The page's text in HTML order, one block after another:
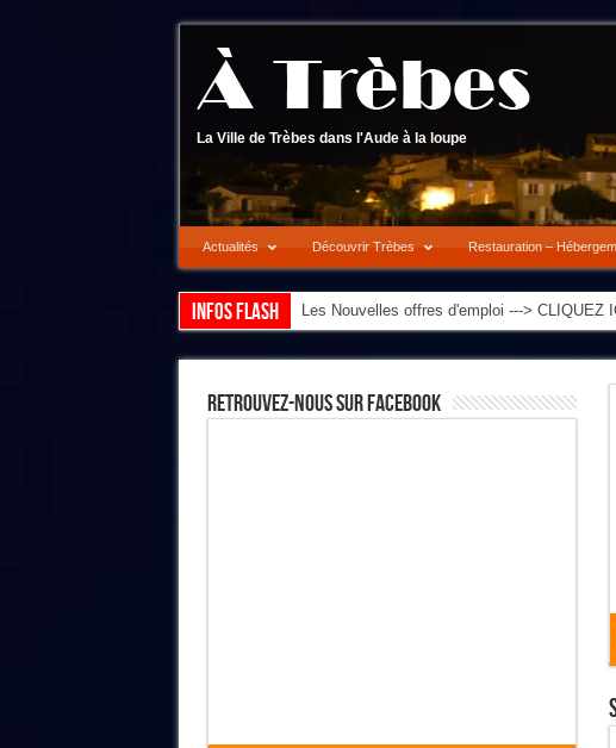
La Ville de Trèbes dans l'Aude à la loupe
Actualités Découvrir Trèbes Restauration –
Infos flash Les Nouvelles offres d'emploi ---> CLIQUEZ
Retrouvez-Nous Sur Facebook